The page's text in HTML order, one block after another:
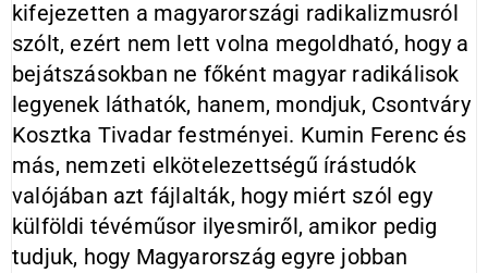
kifejezetten a magyarországi radikalizmusról
szólt, ezért nem lett volna megoldható, hogy a
bejátszásokban ne főként magyar radikálisok
legyenek láthatók, hanem, mondjuk, Csontváry
Kosztka Tivadar festményei. Kumin Ferenc és
más, nemzeti elkötelezettségű írástudók
valójában azt fájlalták, hogy miért szól egy
külföldi tévéműsor ilyesmiről, amikor pedig
tudjuk, hogy Magyarország egyre jobban